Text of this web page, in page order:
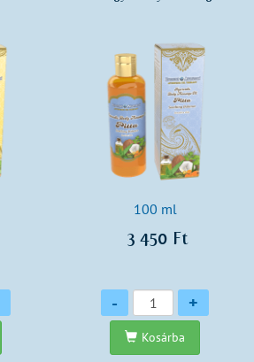
100 ml
3 450 Ft
Mennyiség
- +
Kosárba